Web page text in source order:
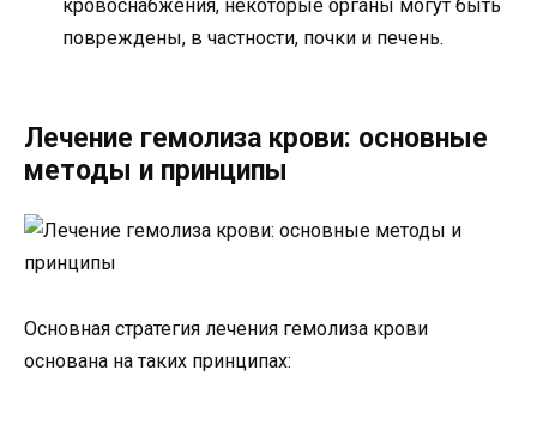
кровоснабжения, некоторые органы могут быть
повреждены, в частности, почки и печень.
Лечение гемолиза крови: основные
методы и принципы
Основная стратегия лечения гемолиза крови
основана на таких принципах: